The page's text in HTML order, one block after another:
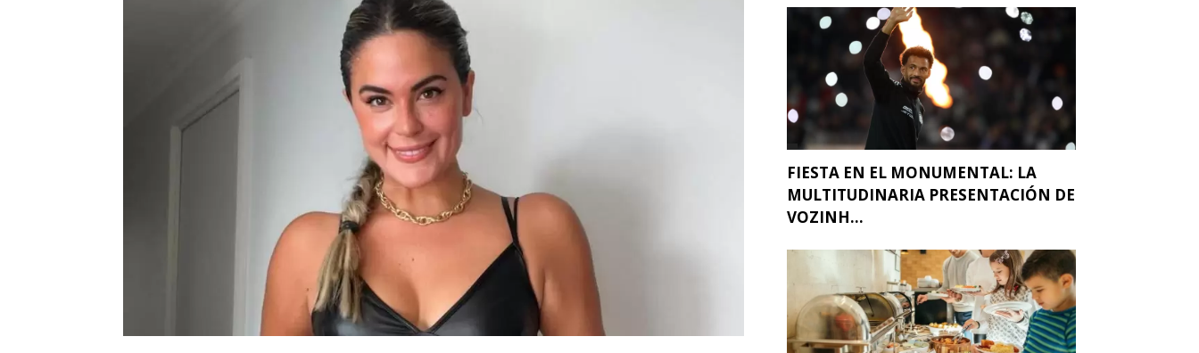
FIESTA EN EL MONUMENTAL: LA
MULTITUDINARIA PRESENTACIÓN DE
VOZINH...